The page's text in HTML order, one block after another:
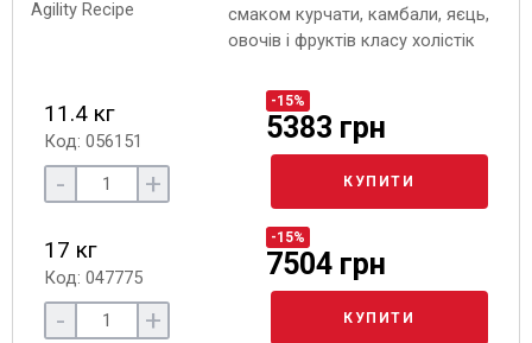
смаком курчати, камбали, яєць,
овочів і фруктів класу холістік
11.4 кг
Код: 056151
-15%
5383 грн
- + КУПИТИ
17 кг
Код: 047775
-15%
7504 грн
- + КУПИТИ